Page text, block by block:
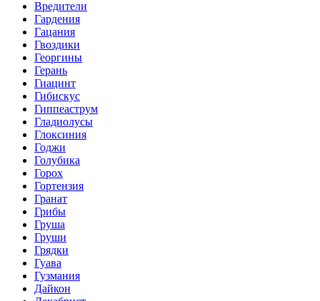
Вредители
Гардения
Гацания
Гвоздики
Георгины
Герань
Гиацинт
Гибискус
Гиппеаструм
Гладиолусы
Глоксиния
Годжи
Голубика
Горох
Гортензия
Гранат
Грибы
Груша
Груши
Грядки
Гуава
Гузмания
Дайкон